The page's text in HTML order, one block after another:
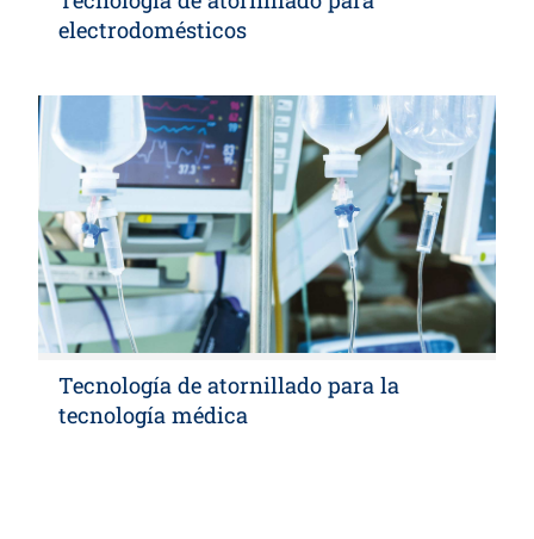
electrodomésticos
Tecnología de atornillado para la
tecnología médica